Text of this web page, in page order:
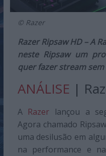
© Razer
Razer Ripsaw HD – A
neste Ripsaw um
quer fazer stream
ANÁLISE |
A Razer lançou a
Agora chamado
uma desilusão em
na performance e